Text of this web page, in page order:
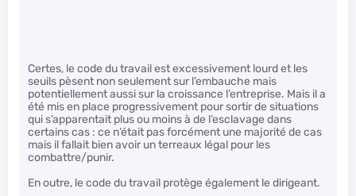
Certes, le code du travail est excessivement lourd et les
seuils pèsent non seulement sur l’embauche mais
potentiellement aussi sur la croissance l’entreprise. Mais il a
été mis en place progressivement pour sortir de situations
qui s’apparentait plus ou moins à de l’esclavage dans
certains cas : ce n’était pas forcément une majorité de cas
mais il fallait bien avoir un terreaux légal pour les
combattre/punir.
En outre, le code du travail protège également le dirigeant.